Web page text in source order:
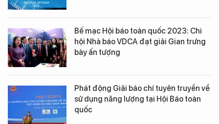
Bế mạc Hội báo toàn quốc 2023: Chi
hội Nhà báo VDCA đạt giải Gian trưng
bày ấn tượng
Phát động Giải báo chí tuyên truyền về
sử dụng năng lượng tại Hội Báo toàn
quốc